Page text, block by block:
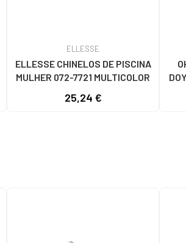
ELLESSE
ELLESSE CHINELOS DE PISCINA
MULHER 072-7721 MULTICOLOR
25,24 €